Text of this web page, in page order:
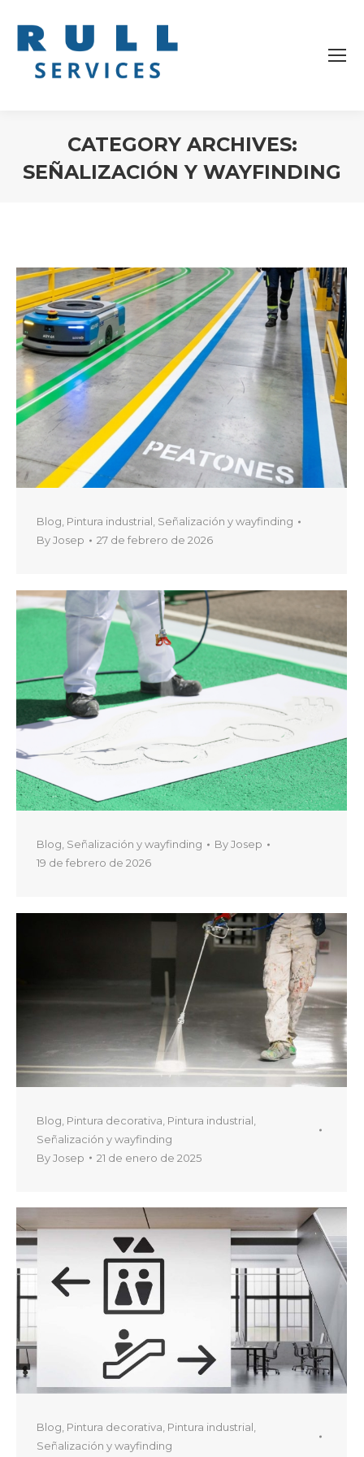
CATEGORY ARCHIVES:
SEÑALIZACIÓN Y WAYFINDING
Blog Pintura industrial Señalización y wayfinding
ByJosep 27 de febrero de 2026
Blog Señalización y wayfinding ByJosep
19 de febrero de 2026
Blog Pintura decorativa Pintura industrial
Señalización y wayfinding
ByJosep 21 de enero de 2025
Blog, Pintura decorativa, Pintura industrial,
Señalización y wayfinding